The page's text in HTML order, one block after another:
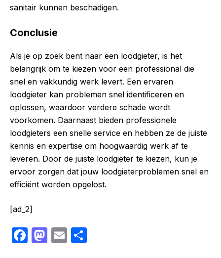
sanitair kunnen beschadigen.
Conclusie
Als je op zoek bent naar een loodgieter, is het
belangrijk om te kiezen voor een professional die
snel en vakkundig werk levert. Een ervaren
loodgieter kan problemen snel identificeren en
oplossen, waardoor verdere schade wordt
voorkomen. Daarnaast bieden professionele
loodgieters een snelle service en hebben ze de juiste
kennis en expertise om hoogwaardig werk af te
leveren. Door de juiste loodgieter te kiezen, kun je
ervoor zorgen dat jouw loodgieterproblemen snel en
efficiënt worden opgelost.
[ad_2]
F
M E